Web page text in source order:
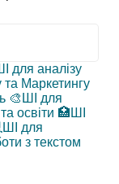
для аналізу
та Маркетингу
🎨ШІ для
освіти 🏥ШІ
ШІ для
з текстом